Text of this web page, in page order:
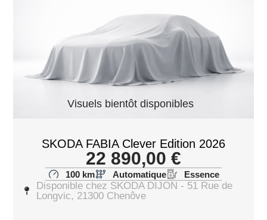
Visuels bientôt disponibles
SKODA FABIA Clever Edition 2026
22 890,00 €
100 km Automatique Essence
Disponible chez SKODA DIJON - 51 Rue de
Longvic, 21300 Chenôve